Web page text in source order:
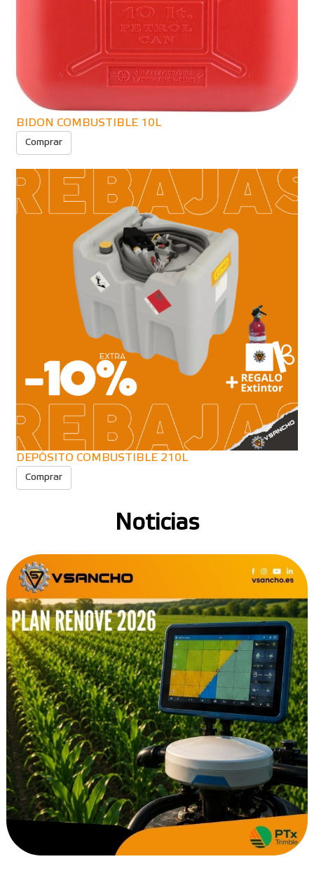
BIDON COMBUSTIBLE 10L
Comprar
DEPÓSITO COMBUSTIBLE 210L
Comprar
Noticias